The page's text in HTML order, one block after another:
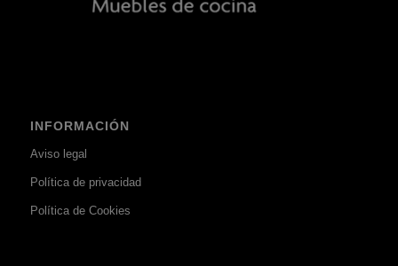
INFORMACIÓN
Aviso legal
Política de privacidad
Política de Cookies